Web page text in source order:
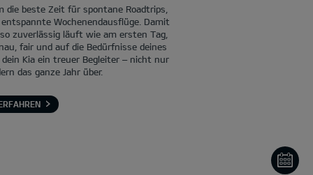
beste Zeit für spontane Roadtrips,
Wochenendausflüge. Damit
zuverlässig läuft wie am ersten Tag,
fair und auf die Bedürfnisse deines
Kia ein treuer Begleiter – nicht nur
das ganze Jahr über.